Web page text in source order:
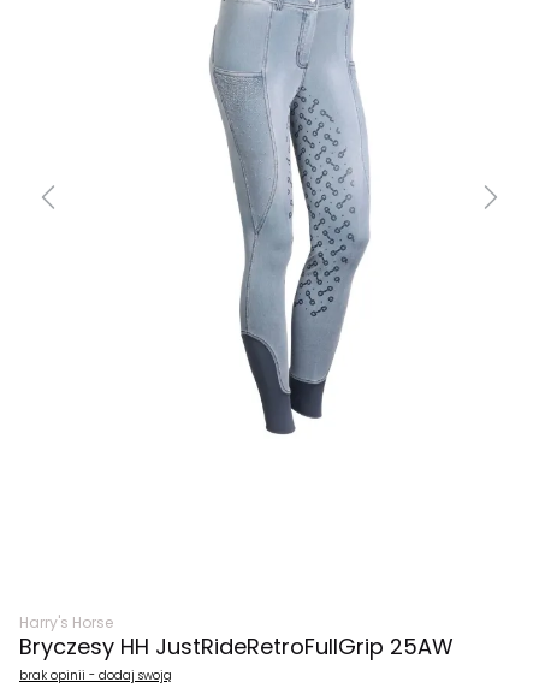
Previous Next
Harry's Horse
Bryczesy HH JustRideRetroFullGrip 25AW
brak opinii - dodaj swoją